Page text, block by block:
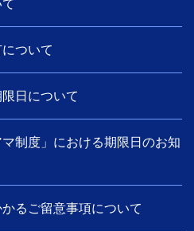
ついて
日について
制度」における期限日のお知
るご留意事項について